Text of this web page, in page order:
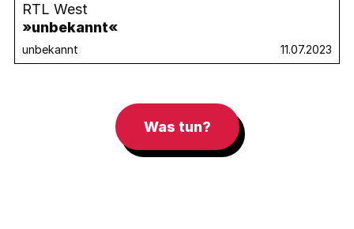
RTL West
»unbekannt«
unbekannt 11.07.2023
Was tun?